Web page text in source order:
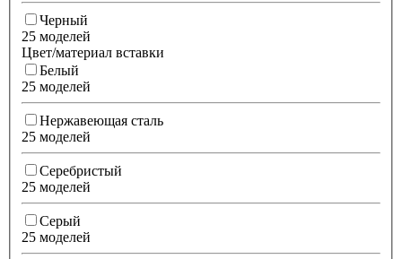
Черный
25 моделей
Цвет/материал вставки
Белый
25 моделей
Нержавеющая сталь
25 моделей
Серебристый
25 моделей
Серый
25 моделей